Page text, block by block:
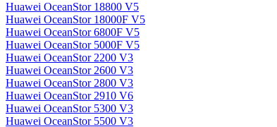
Huawei OceanStor 18800 V5
Huawei OceanStor 18000F V5
Huawei OceanStor 6800F V5
Huawei OceanStor 5000F V5
Huawei OceanStor 2200 V3
Huawei OceanStor 2600 V3
Huawei OceanStor 2800 V3
Huawei OceanStor 2910 V6
Huawei OceanStor 5300 V3
Huawei OceanStor 5500 V3